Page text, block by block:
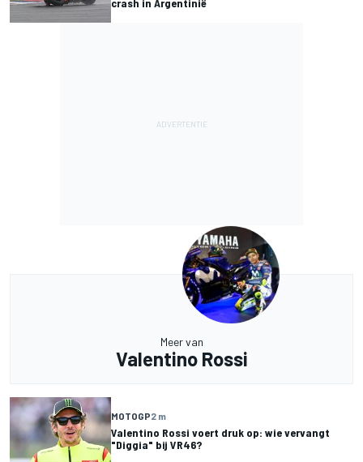
crash in Argentinië
Meer van
Valentino Rossi
MOTOGP2 m
Valentino Rossi voert druk op: wie vervangt
"Diggia" bij VR46?